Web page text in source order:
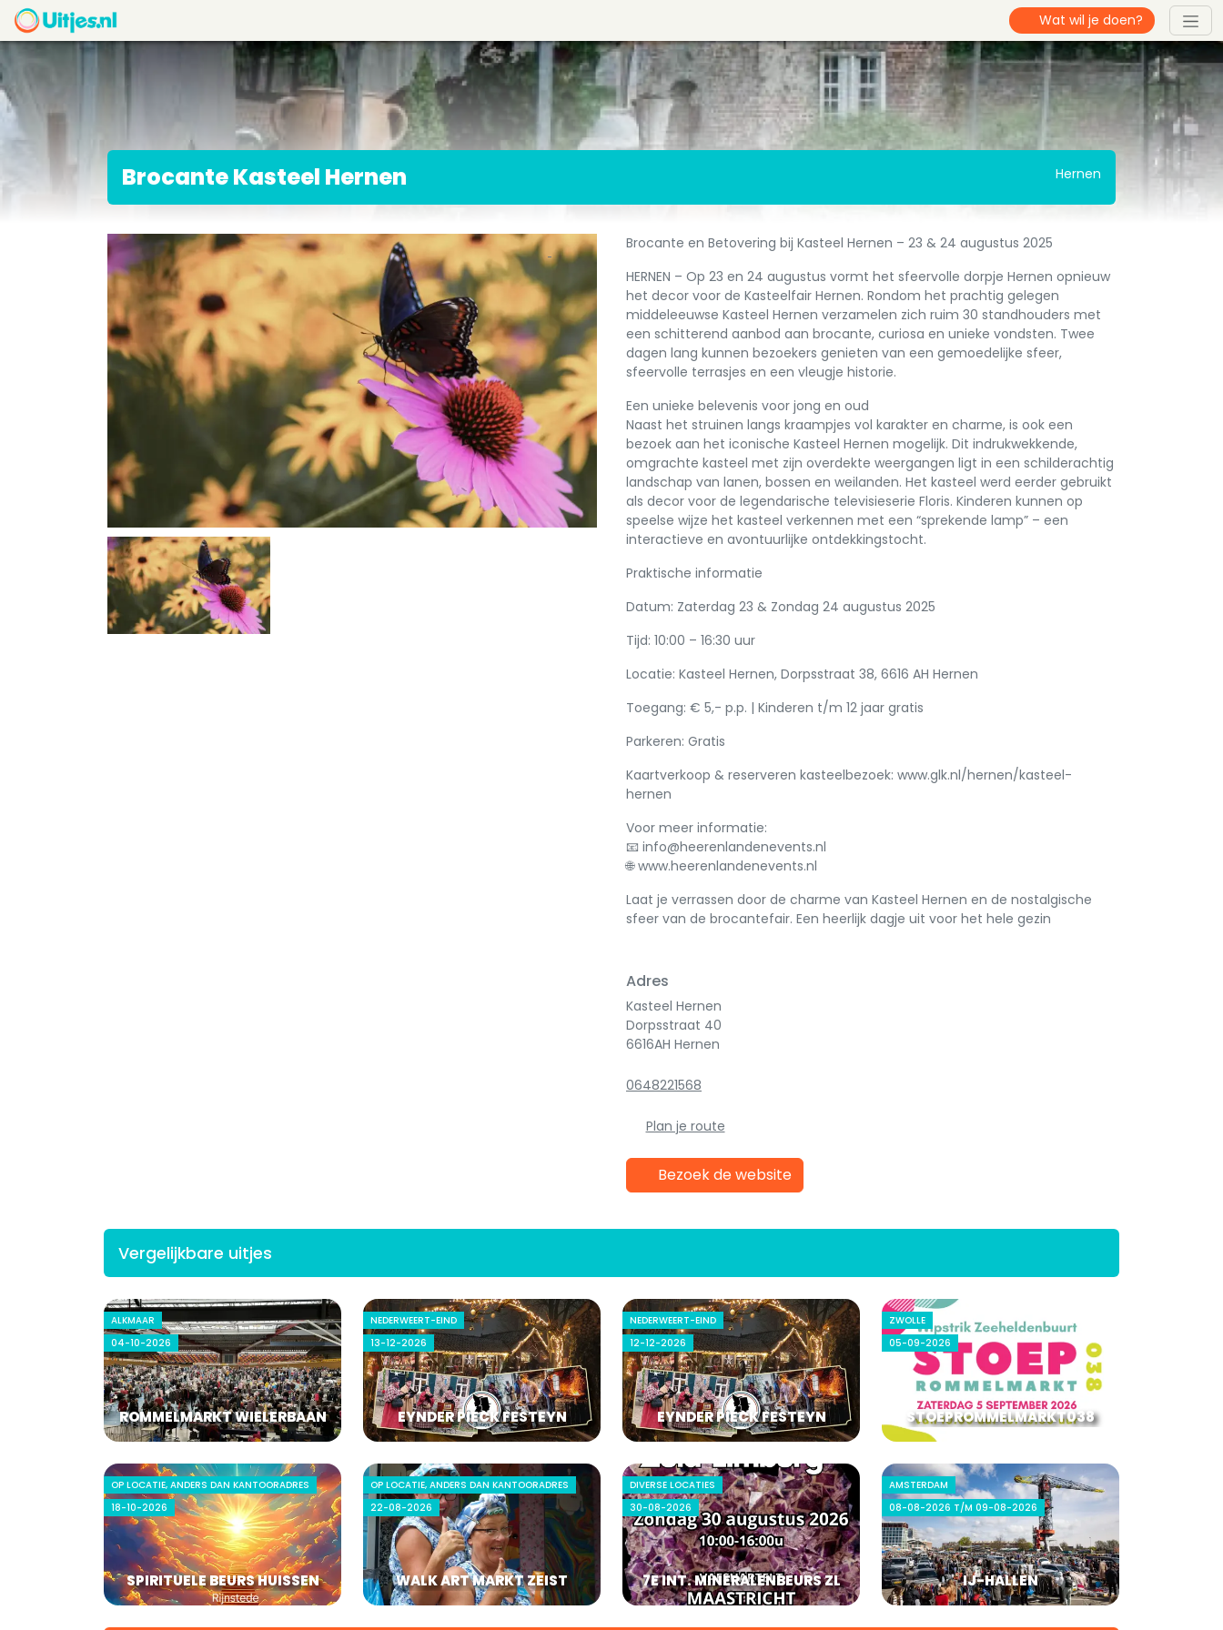
Brocante Kasteel Hernen Hernen
Brocante en Betovering bij Kasteel Hernen – 23 & 24 augustus 2025
HERNEN – Op 23 en 24 augustus vormt het sfeervolle dorpje Hernen opnieuw
het decor voor de Kasteelfair Hernen. Rondom het prachtig gelegen
middeleeuwse Kasteel Hernen verzamelen zich ruim 30 standhouders met
een schitterend aanbod aan brocante, curiosa en unieke vondsten. Twee
dagen lang kunnen bezoekers genieten van een gemoedelijke sfeer,
sfeervolle terrasjes en een vleugje historie.
Een unieke belevenis voor jong en oud
Naast het struinen langs kraampjes vol karakter en charme, is ook een
bezoek aan het iconische Kasteel Hernen mogelijk. Dit indrukwekkende,
omgrachte kasteel met zijn overdekte weergangen ligt in een schilderachtig
landschap van lanen, bossen en weilanden. Het kasteel werd eerder gebruikt
als decor voor de legendarische televisieserie Floris. Kinderen kunnen op
speelse wijze het kasteel verkennen met een “sprekende lamp” – een
interactieve en avontuurlijke ontdekkingstocht.
Praktische informatie
Datum: Zaterdag 23 & Zondag 24 augustus 2025
Tijd: 10:00 – 16:30 uur
Locatie: Kasteel Hernen, Dorpsstraat 38, 6616 AH Hernen
Toegang: € 5,- p.p. | Kinderen t/m 12 jaar gratis
Parkeren: Gratis
Kaartverkoop & reserveren kasteelbezoek: www.glk.nl/hernen/kasteel-
hernen
Voor meer informatie:
📧 info@heerenlandenevents.nl
🌐 www.heerenlandenevents.nl
Laat je verrassen door de charme van Kasteel Hernen en de nostalgische
sfeer van de brocantefair. Een heerlijk dagje uit voor het hele gezin
Adres
Kasteel Hernen
Dorpsstraat 40
6616AH Hernen
0648221568
Plan je route
Bezoek de website
Vergelijkbare uitjes
ALKMAAR
04-10-2026
ROMMELMARKT WIELERBAAN
NEDERWEERT-EIND
13-12-2026
EYNDER PIECK FESTEYN
NEDERWEERT-EIND
12-12-2026
EYNDER PIECK FESTEYN
ZWOLLE
05-09-2026
STOEPROMMELMARKT038
OP LOCATIE, ANDERS DAN KANTOORADRES
18-10-2026
SPIRITUELE BEURS HUISSEN
OP LOCATIE, ANDERS DAN KANTOORADRES
22-08-2026
WALK ART MARKT ZEIST
DIVERSE LOCATIES
30-08-2026
7E INT. MINERALENBEURS ZL
AMSTERDAM
08-08-2026 T/M 09-08-2026
IJ-HALLEN